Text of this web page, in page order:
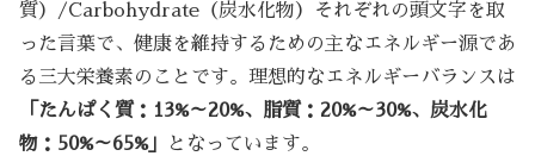
質）/Carbohydrate（炭水化物）それぞれの頭文字を取
った言葉で、健康を維持するための主なエネルギー源であ
る三大栄養素のことです。理想的なエネルギーバランスは
「たんぱく質：13%～20%、脂質：20%～30%、炭水化
物：50%～65%」
となっています。